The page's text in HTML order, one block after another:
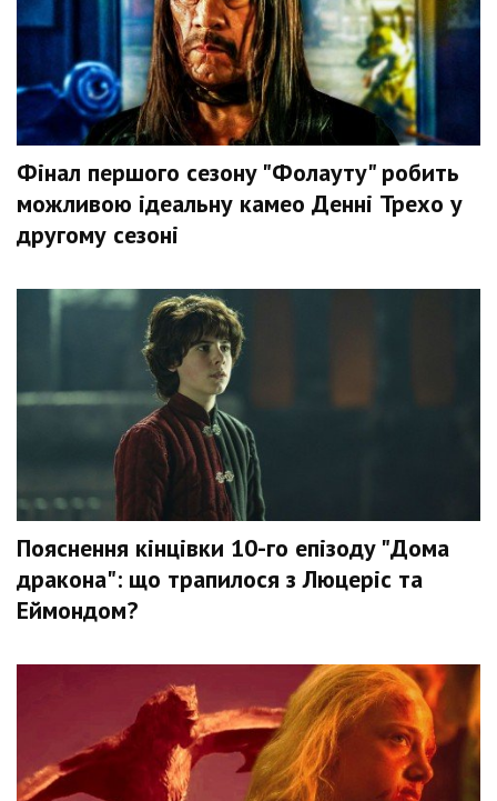
Фінал першого сезону "Фолауту" робить
можливою ідеальну камео Денні Трехо у
другому сезоні
Пояснення кінцівки 10-го епізоду "Дома
дракона": що трапилося з Люцеріс та
Еймондом?